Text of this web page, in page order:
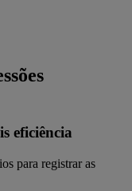
eficiência
para registrar as